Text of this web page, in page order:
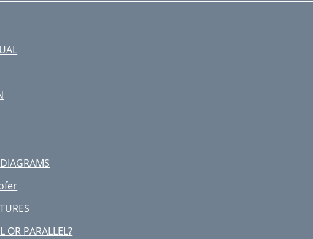
OR PARALLEL?